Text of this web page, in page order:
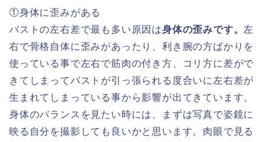
①身体に歪みがある
バストの左右差で最も多い原因は身体の歪みです。 左
右で骨格自体に歪みがあったり、利き腕の方ばかりを
使っている事で左右で筋肉の付き方、コリ方に差がで
きてしまってバストが引っ張られる度合いに左右差が
生まれてしまっている事から影響が出てきています。
身体のバランスを見たい時には、まずは写真で姿鏡に
映る自分を撮影しても良いかと思います。肉眼で見る